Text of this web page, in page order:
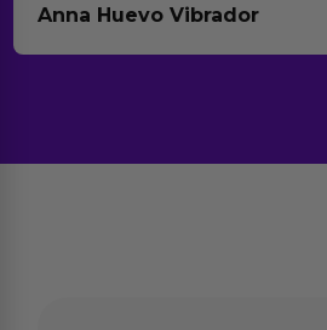
Anna Huevo Vibrador